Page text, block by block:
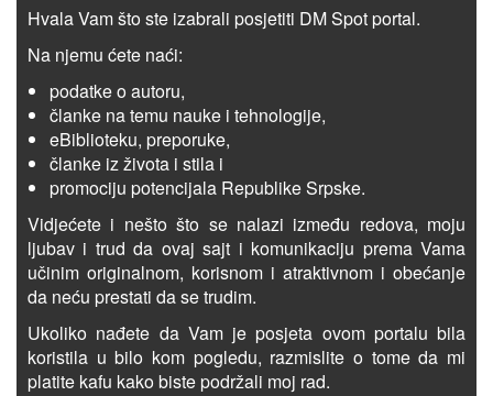
Hvala Vam što ste izabrali posjetiti DM Spot portal.
Na njemu ćete naći:
podatke o autoru,
članke na temu nauke i tehnologije,
eBiblioteku, preporuke,
članke iz života i stila i
promociju potencijala Republike Srpske.
Vidjećete i nešto što se nalazi između redova, moju
ljubav i trud da ovaj sajt i komunikaciju prema Vama
učinim originalnom, korisnom i atraktivnom i obećanje
da neću prestati da se trudim.
Ukoliko nađete da Vam je posjeta ovom portalu bila
koristila u bilo kom pogledu, razmislite o tome da mi
platite kafu kako biste podržali moj rad.